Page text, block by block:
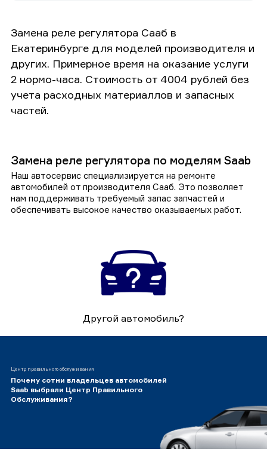
Замена реле регулятора Сааб в
Екатеринбурге для моделей производителя и
других. Примерное время на оказание услуги
2 нормо-часа. Стоимость от 4004 рублей без
учета расходных материаллов и запасных
частей.
Замена реле регулятора по моделям Saab
Наш автосервис специализируется на ремонте
автомобилей от производителя Сааб. Это позволяет
нам поддерживать требуемый запас запчастей и
обеспечивать высокое качество оказываемых работ.
Другой автомобиль?
Центр правильного обслуживания
Почему сотни владельцев автомобилей
Saab выбрали Центр Правильного
Обслуживания?